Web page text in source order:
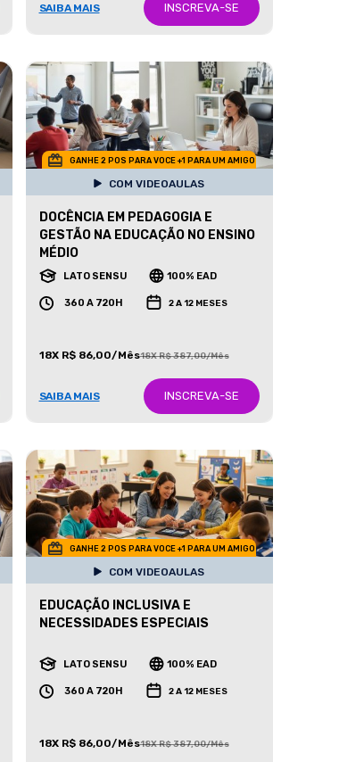
SAIBA MAIS INSCREVA-SE
GANHE 2 POS PARA VOCE +1 PARA UM AMIGO
COM VIDEOAULAS
DOCÊNCIA EM PEDAGOGIA E
GESTÃO NA EDUCAÇÃO NO ENSINO
MÉDIO
LATO SENSU 100% EAD
360 A 720H 2 A 12 MESES
18X R$ 86,00/Mês18X R$ 387,00/Mês
SAIBA MAIS INSCREVA-SE
GANHE 2 POS PARA VOCE +1 PARA UM AMIGO
COM VIDEOAULAS
EDUCAÇÃO INCLUSIVA E
NECESSIDADES ESPECIAIS
LATO SENSU 100% EAD
360 A 720H 2 A 12 MESES
18X R$ 86,00/Mês18X R$ 387,00/Mês